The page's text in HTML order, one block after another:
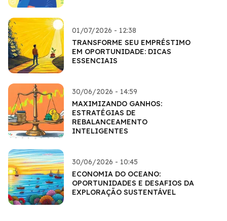
01/07/2026 - 12:38
TRANSFORME SEU EMPRÉSTIMO
EM OPORTUNIDADE: DICAS
ESSENCIAIS
30/06/2026 - 14:59
MAXIMIZANDO GANHOS:
ESTRATÉGIAS DE
REBALANCEAMENTO
INTELIGENTES
30/06/2026 - 10:45
ECONOMIA DO OCEANO:
OPORTUNIDADES E DESAFIOS DA
EXPLORAÇÃO SUSTENTÁVEL